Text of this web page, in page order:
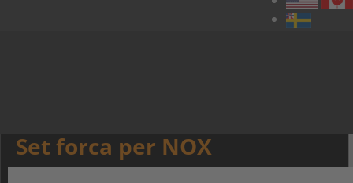
Set forca per NOX